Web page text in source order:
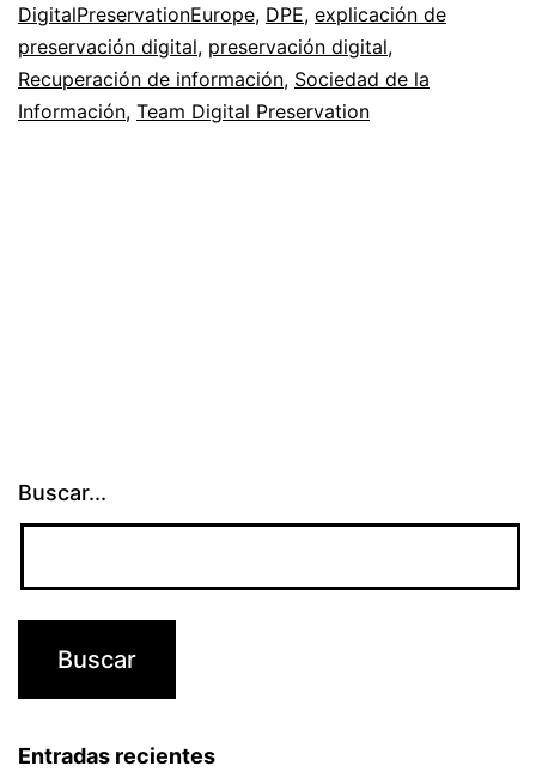
DigitalPreservationEurope, DPE, explicación de
preservación digital, preservación digital,
Recuperación de información, Sociedad de la
Información, Team Digital Preservation
Buscar...
Entradas recientes